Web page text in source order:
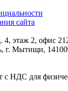
сайта
4, этаж 2, офис
, г. Мытищи,
с НДС для